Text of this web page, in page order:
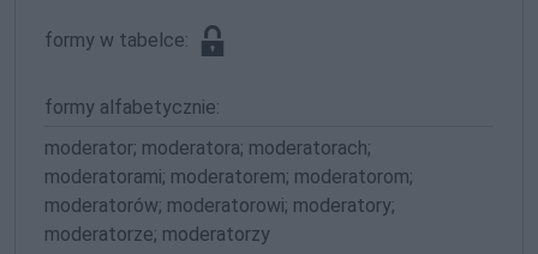
formy w tabelce:
formy alfabetycznie:
moderator; moderatora; moderatorach;
moderatorami; moderatorem; moderatorom;
moderatorów; moderatorowi; moderatory;
moderatorze; moderatorzy